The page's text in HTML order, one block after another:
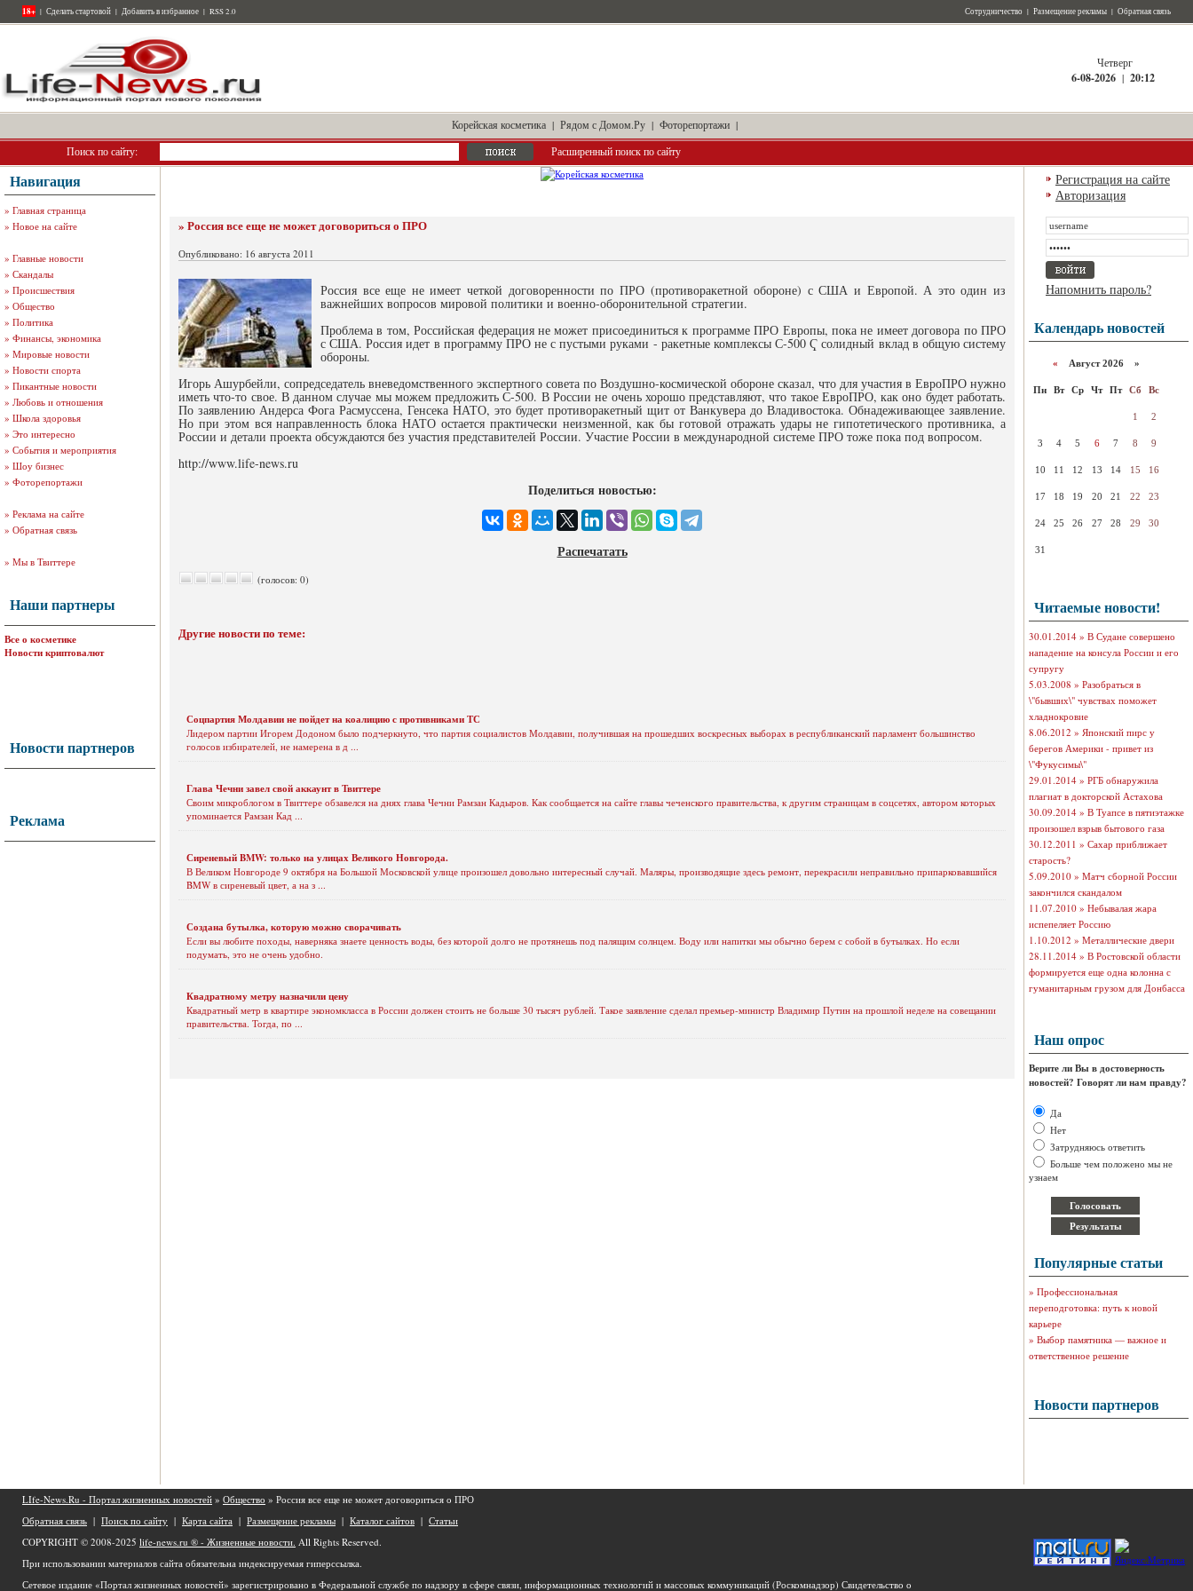
18+ | Сделать стартовой | Добавить в избранное | RSS 2.0 Сотрудничество | Размещение рекламы | Обратная связь
Четверг
6-08-2026 | 20:12
Корейская косметика | Рядом с Домом.Ру | Фоторепортажи |
Поиск по сайту:
Расширенный поиск по сайту
Навигация
» Главная страница
» Новое на сайте
» Главные новости
» Скандалы
» Происшествия
» Общество
» Политика
» Финансы, экономика
» Мировые новости
» Новости спорта
» Пикантные новости
» Любовь и отношения
» Школа здоровья
» Это интересно
» События и мероприятия
» Шоу бизнес
» Фоторепортажи
» Реклама на сайте
» Обратная связь
» Мы в Твиттере
Наши партнеры
Все о косметике
Новости криптовалют
Новости партнеров
Реклама
» Россия все еще не может договориться о ПРО
Опубликовано: 16 августа 2011
Россия все еще не имеет четкой договоренности по ПРО (противоракетной обороне) с США и Европой. А это один из
важнейших вопросов мировой политики и военно-оборонительной стратегии.
Проблема в том, Российская федерация не может присоединиться к программе ПРО Европы, пока не имеет договора по ПРО
с США. Россия идет в программу ПРО не с пустыми руками - ракетные комплексы С-500 Ҁ солидный вклад в общую систему
обороны.
Игорь Ашурбейли, сопредседатель вневедомственного экспертного совета по Воздушно-космической обороне сказал, что для участия в ЕвроПРО нужно
иметь что-то свое. В данном случае мы можем предложить С-500. В России не очень хорошо представляют, что такое ЕвроПРО, как оно будет работать.
По заявлению Андерса Фога Расмуссена, Генсека НАТО, это будет противоракетный щит от Ванкувера до Владивостока. Обнадеживающее заявление.
Но при этом вся направленность блока НАТО остается практически неизменной, как бы готовой отражать удары не гипотетического противника, а
России и детали проекта обсуждаются без участия представителей России. Участие России в международной системе ПРО тоже пока под вопросом.
http://www.life-news.ru
Поделиться новостью:
Распечатать
(голосов: 0)
Другие новости по теме:
Соцпартия Молдавии не пойдет на коалицию с противниками ТС
Лидером партии Игорем Додоном было подчеркнуто, что партия социалистов Молдавии, получившая на прошедших воскресных выборах в республиканский парламент большинство
голосов избирателей, не намерена в д ...
Глава Чечни завел свой аккаунт в Твиттере
Своим микроблогом в Твиттере обзавелся на днях глава Чечни Рамзан Кадыров. Как сообщается на сайте главы чеченского правительства, к другим страницам в соцсетях, автором которых
упоминается Рамзан Кад ...
Сиреневый BMW: только на улицах Великого Новгорода.
В Великом Новгороде 9 октября на Большой Московской улице произошел довольно интересный случай. Маляры, производящие здесь ремонт, перекрасили неправильно припарковавшийся
BMW в сиреневый цвет, а на з ...
Создана бутылка, которую можно сворачивать
Если вы любите походы, наверняка знаете ценность воды, без которой долго не протянешь под палящим солнцем. Воду или напитки мы обычно берем с собой в бутылках. Но если
подумать, это не очень удобно.
Квадратному метру назначили цену
Квадратный метр в квартире экономкласса в России должен стоить не больше 30 тысяч рублей. Такое заявление сделал премьер-министр Владимир Путин на прошлой неделе на совещании
правительства. Тогда, по ...
Регистрация на сайте
Авторизация
Напомнить пароль?
Календарь новостей
« Август 2026 »
Пн Вт Ср Чт Пт Сб Вс
1 2
3 4 5 6 7 8 9
10 11 12 13 14 15 16
17 18 19 20 21 22 23
24 25 26 27 28 29 30
31
Читаемые новости!
30.01.2014 » В Судане совершено
нападение на консула России и его
супругу
5.03.2008 » Разобраться в
\"бывших\" чувствах поможет
хладнокровие
8.06.2012 » Японский пирс у
берегов Америки - привет из
\"Фукусимы\"
29.01.2014 » РГБ обнаружила
плагиат в докторской Астахова
30.09.2014 » В Туапсе в пятиэтажке
произошел взрыв бытового газа
30.12.2011 » Сахар приближает
старость?
5.09.2010 » Матч сборной России
закончился скандалом
11.07.2010 » Небывалая жара
испепеляет Россию
1.10.2012 » Металлические двери
28.11.2014 » В Ростовской области
формируется еще одна колонна с
гуманитарным грузом для Донбасса
Наш опрос
Верите ли Вы в достоверность
новостей? Говорят ли нам правду?
Да
Нет
Затрудняюсь ответить
Больше чем положено мы не
узнаем
Популярные статьи
» Профессиональная
переподготовка: путь к новой
карьере
» Выбор памятника — важное и
ответственное решение
Новости партнеров
LIfe-News.Ru - Портал жизненных новостей » Общество » Россия все еще не может договориться о ПРО
Обратная связь | Поиск по сайту | Карта сайта | Размещение рекламы | Каталог сайтов | Статьи
COPYRIGHT © 2008-2025 life-news.ru ® - Жизненные новости. All Rights Reserved.
При использовании материалов сайта обязательна индексируемая гиперссылка.
Сетевое издание «Портал жизненных новостей» зарегистрировано в Федеральной службе по надзору в сфере связи, информационных технологий и массовых коммуникаций (Роскомнадзор) Свидетельство о